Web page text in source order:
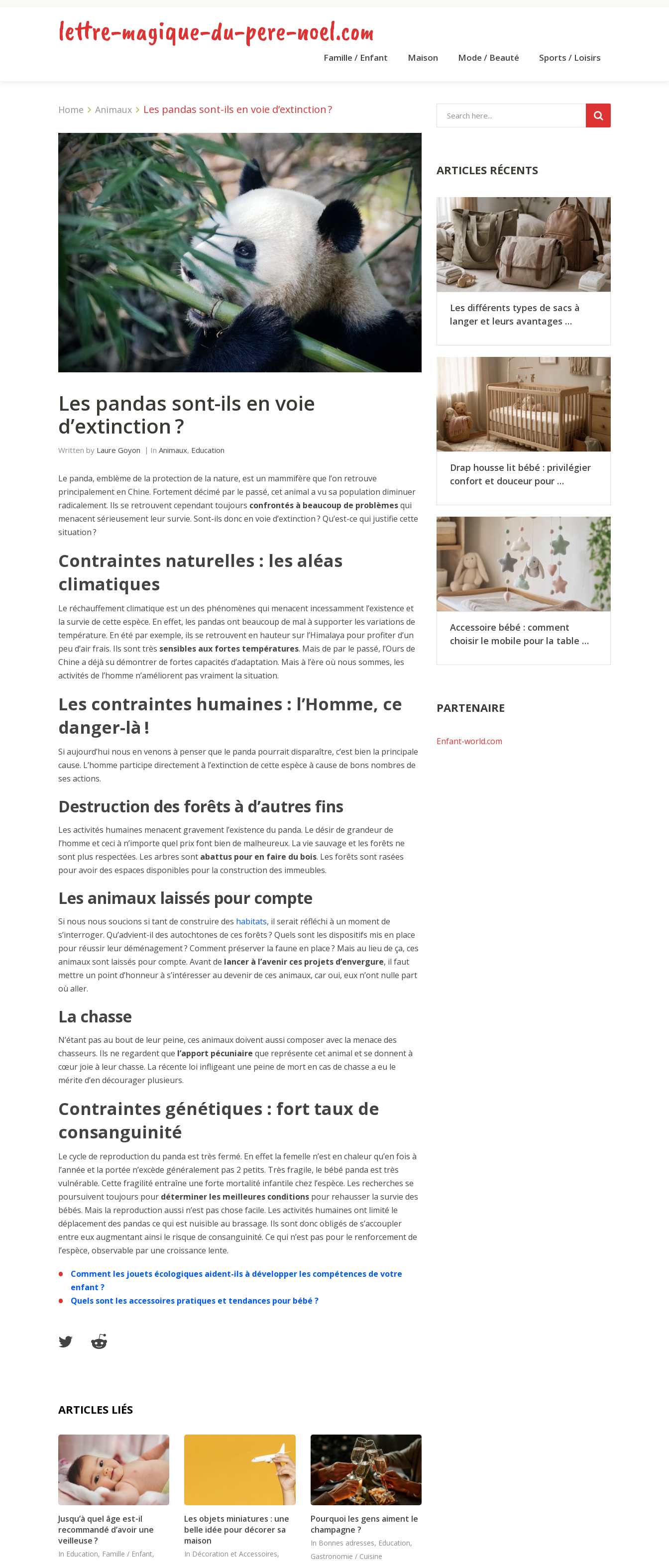
lettre-magique-du-pere-noel.com
Famille / Enfant Maison Mode / Beauté Sports / Loisirs
Home Animaux Les pandas sont-ils en voie d’extinction ?
Les pandas sont-ils en voie
d’extinction ?
Written by Laure Goyon In Animaux, Education
Le panda, emblème de la protection de la nature, est un mammifère que l’on retrouve
principalement en Chine. Fortement décimé par le passé, cet animal a vu sa population diminuer
radicalement. Ils se retrouvent cependant toujours confrontés à beaucoup de problèmesqui
menacent sérieusement leur survie. Sont-ils donc en voie d’extinction ? Qu’est-ce qui justifie cette
situation ?
Contraintes naturelles : les aléas
climatiques
Le réchauffement climatique est un des phénomènes qui menacent incessamment l’existence et
la survie de cette espèce. En effet, les pandas ont beaucoup de mal à supporter les variations de
température. En été par exemple, ils se retrouvent en hauteur sur l’Himalaya pour profiter d’un
peu d’air frais. Ils sont très sensibles aux fortes températures. Mais de par le passé, l’Ours de
Chine a déjà su démontrer de fortes capacités d’adaptation. Mais à l’ère où nous sommes, les
activités de l’homme n’améliorent pas vraiment la situation.
Les contraintes humaines : l’Homme, ce
danger-là !
Si aujourd’hui nous en venons à penser que le panda pourrait disparaître, c’est bien la principale
cause. L’homme participe directement à l’extinction de cette espèce à cause de bons nombres de
ses actions.
Destruction des forêts à d’autres fins
Les activités humaines menacent gravement l’existence du panda. Le désir de grandeur de
l’homme et ceci à n’importe quel prix font bien de malheureux. La vie sauvage et les forêts ne
sont plus respectées. Les arbres sont abattus pour en faire du bois. Les forêts sont rasées
pour avoir des espaces disponibles pour la construction des immeubles.
Les animaux laissés pour compte
Si nous nous soucions si tant de construire des habitats, il serait réfléchi à un moment de
s’interroger. Qu’advient-il des autochtones de ces forêts ? Quels sont les dispositifs mis en place
pour réussir leur déménagement ? Comment préserver la faune en place ? Mais au lieu de ça, ces
animaux sont laissés pour compte. Avant de lancer à l’avenir ces projets d’envergure, il faut
mettre un point d’honneur à s’intéresser au devenir de ces animaux, car oui, eux n’ont nulle part
où aller.
La chasse
N’étant pas au bout de leur peine, ces animaux doivent aussi composer avec la menace des
chasseurs. Ils ne regardent que l’apport pécuniaire que représente cet animal et se donnent à
cœur joie à leur chasse. La récente loi infligeant une peine de mort en cas de chasse a eu le
mérite d’en décourager plusieurs.
Contraintes génétiques : fort taux de
consanguinité
Le cycle de reproduction du panda est très fermé. En effet la femelle n’est en chaleur qu’en fois à
l’année et la portée n’excède généralement pas 2 petits. Très fragile, le bébé panda est très
vulnérable. Cette fragilité entraîne une forte mortalité infantile chez l’espèce. Les recherches se
poursuivent toujours pour déterminer les meilleures conditions pour rehausser la survie des
bébés. Mais la reproduction aussi n’est pas chose facile. Les activités humaines ont limité le
déplacement des pandas ce qui est nuisible au brassage. Ils sont donc obligés de s’accoupler
entre eux augmentant ainsi le risque de consanguinité. Ce qui n’est pas pour le renforcement de
l’espèce, observable par une croissance lente.
Comment les jouets écologiques aident-ils à développer les compétences de votre
enfant ?
Quels sont les accessoires pratiques et tendances pour bébé ?
ARTICLES LIÉS
Jusqu’à quel âge est-il
recommandé d’avoir une
veilleuse ?
In Education, Famille / Enfant,
Les objets miniatures : une
belle idée pour décorer sa
maison
In Décoration et Accessoires,
Pourquoi les gens aiment le
champagne ?
In Bonnes adresses, Education,
Gastronomie / Cuisine
ARTICLES RÉCENTS
Les différents types de sacs à
langer et leurs avantages …
Drap housse lit bébé : privilégier
confort et douceur pour …
Accessoire bébé : comment
choisir le mobile pour la table …
PARTENAIRE
Enfant-world.com